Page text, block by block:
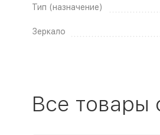
Тип (назначение)
Зеркало
Все товары